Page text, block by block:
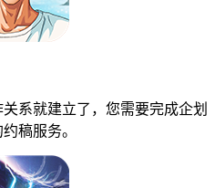
就建立了，您需要完成企划
稿服务。